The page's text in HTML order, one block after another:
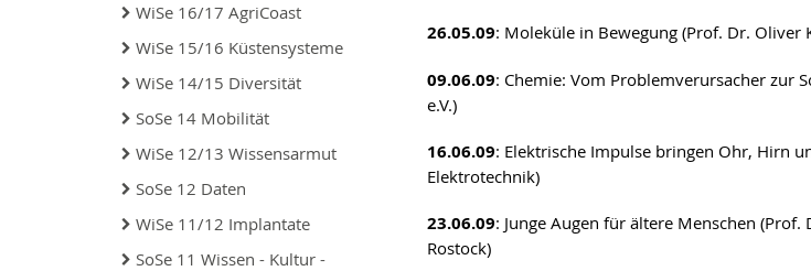
WiSe 16/17 AgriCoast
WiSe 15/16 Küstensysteme
WiSe 14/15 Diversität
SoSe 14 Mobilität
WiSe 12/13 Wissensarmut
SoSe 12 Daten
WiSe 11/12 Implantate
SoSe 11 Wissen - Kultur -
26.05.09: Moleküle in Bewegung (Prof. Dr. Oliver
09.06.09: Chemie: Vom Problemverursacher zur
e.V.)
16.06.09: Elektrische Impulse bringen Ohr, Hirn
Elektrotechnik)
23.06.09: Junge Augen für ältere Menschen
Rostock)